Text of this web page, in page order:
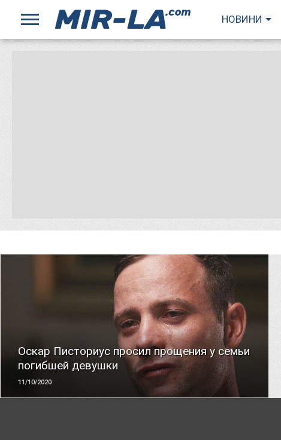
НОВИНИ
Оскар Писториус просил прощения у семьи
погибшей девушки
11/10/2020
ЧИТАТЬ